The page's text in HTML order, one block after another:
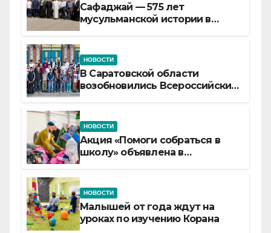
Сафаджай — 575 лет
мусульманской истории в
НОВОСТИ
В Саратовской области
возобновились Всероссийские
НОВОСТИ
Акция «Помоги собраться в
школу» объявлена в
НОВОСТИ
Малышей от года ждут на
уроках по изучению Корана